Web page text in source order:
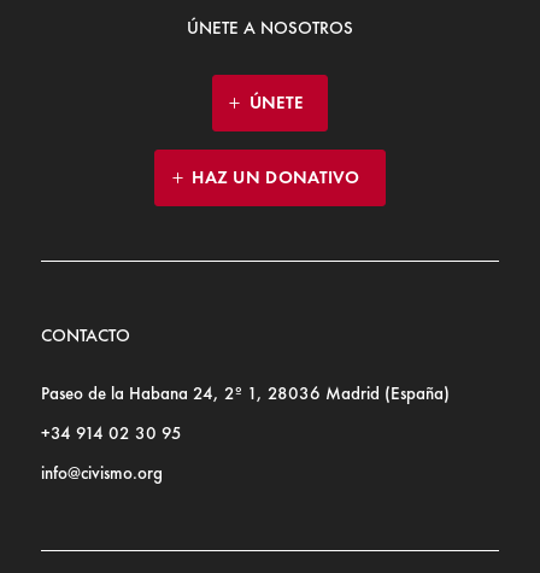
ÚNETE A NOSOTROS
ÚNETE
HAZ UN DONATIVO
CONTACTO
Paseo de la Habana 24, 2º 1, 28036 Madrid (España)
+34 914 02 30 95
info@civismo.org